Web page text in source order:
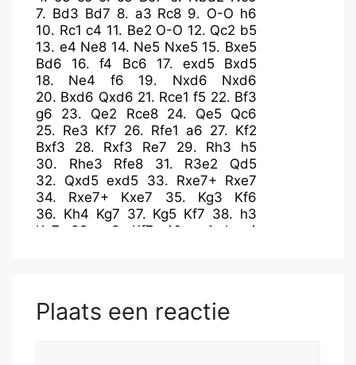
7. Bd3 Bd7 8. a3 Rc8 9. O-O h6
10. Rc1 c4 11. Be2 O-O 12. Qc2 b5
13. e4 Ne8 14. Ne5 Nxe5 15. Bxe5
Bd6
16.f4 Bc6 17. exd5
Bxd5
18. Ne4 f6 19. Nxd6
Nxd6
20. Bxd6 Qxd6 21. Rce1 f5 22. Bf3
g6
23. Qe2 Rce8 24. Qe5
Qc6
25. Re3 Kf7 26. Rfe1 a6 27. Kf2
Bxf3
28. Rxf3 Re7 29. Rh3
h5
30. Rhe3 Rfe8 31. R3e2
Qd5
32. Qxd5 exd5 33. Rxe7+ Rxe7
34. Rxe7+ Kxe7 35. Kg3
Kf6
36. Kh4 Kg7 37. Kg5 Kf7 38. h3
Kg7
39. g3 Kf7 40. g4
hxg4
Ke3 51.b3 cxb3+ 52.Kxb3
Plaats een reactie